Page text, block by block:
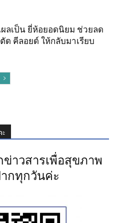
ลเป็น ยี่ห้อยอดนิยม ช่วยลด
ด คีลอยด์ ให้กลับมาเรียบ
าวสารเพื่อสุขภาพ
ากทุกวันค่ะ